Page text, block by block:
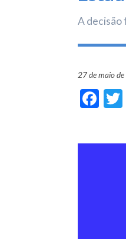
A decisão
27 de maio